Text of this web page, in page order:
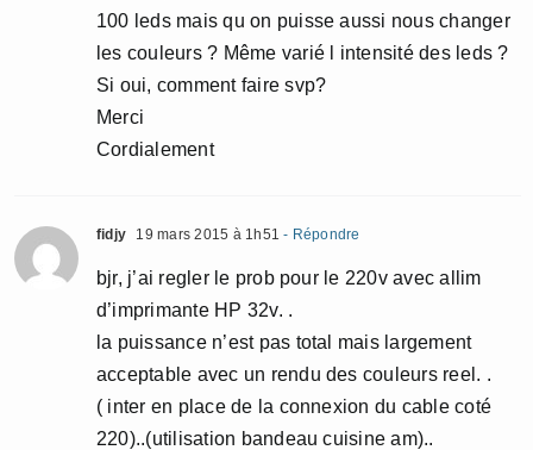
100 leds mais qu on puisse aussi nous changer
les couleurs ? Même varié l intensité des leds ?
Si oui, comment faire svp?
Merci
Cordialement
fidjy 19 mars 2015 à 1h51 - Répondre
bjr, j’ai regler le prob pour le 220v avec allim
d’imprimante HP 32v. .
la puissance n’est pas total mais largement
acceptable avec un rendu des couleurs reel. .
( inter en place de la connexion du cable coté
220)..(utilisation bandeau cuisine am)..